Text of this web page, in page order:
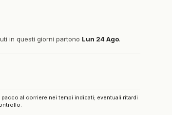
in questi giorni partono Lun 24 Ago.
al corriere nei tempi indicati; eventuali ritardi